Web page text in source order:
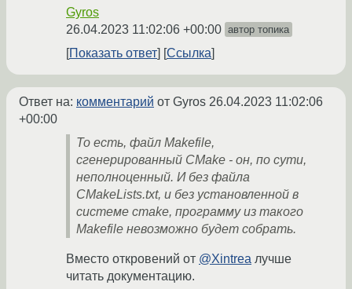
Gyros
26.04.2023 11:02:06 +00:00 автор топика
Показать ответ Ссылка
Ответ на: комментарий от Gyros 26.04.2023 11:02:06
+00:00
То есть, файл Makefile,
сгенерированный CMake - он, по сути,
неполноценный. И без файла
CMakeLists.txt, и без установленной в
системе cmake, программу из такого
Makefile невозможно будет собрать.
Вместо откровений от @Xintrea лучше
читать документацию.